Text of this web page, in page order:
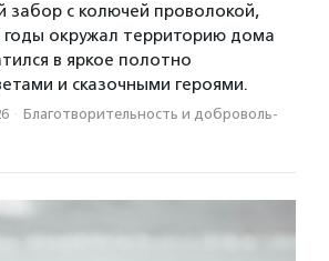
забор с колючей проволокой,
годы окружал территорию дома
в яркое полотно
и сказочными героями.
· Благотвори­тель­ность и доброволь­